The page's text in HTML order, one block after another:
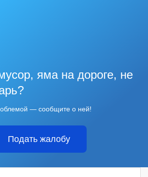
яма на дороге, не
— сообщите о ней!
Подать жалобу